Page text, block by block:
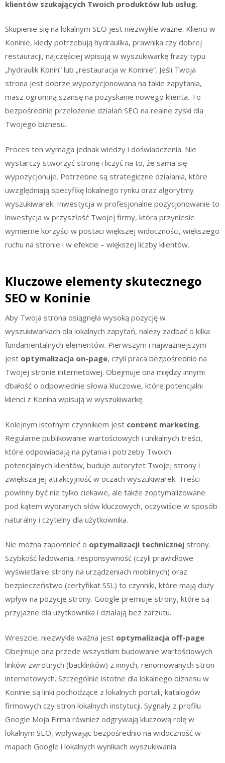
klientów szukających Twoich produktów lub usług.
Skupienie się na lokalnym SEO jest niezwykle ważne. Klienci w
Koninie, kiedy potrzebują hydraulika, prawnika czy dobrej
restauracji, najczęściej wpisują w wyszukiwarkę frazy typu
„hydraulik Konin” lub „restauracja w Koninie”. Jeśli Twoja
strona jest dobrze wypozycjonowana na takie zapytania,
masz ogromną szansę na pozyskanie nowego klienta. To
bezpośrednie przełożenie działań SEO na realne zyski dla
Twojego biznesu.
Proces ten wymaga jednak wiedzy i doświadczenia. Nie
wystarczy stworzyć stronę i liczyć na to, że sama się
wypozycjonuje. Potrzebne są strategiczne działania, które
uwzględniają specyfikę lokalnego rynku oraz algorytmy
wyszukiwarek. Inwestycja w profesjonalne pozycjonowanie to
inwestycja w przyszłość Twojej firmy, która przyniesie
wymierne korzyści w postaci większej widoczności, większego
ruchu na stronie i w efekcie – większej liczby klientów.
Kluczowe elementy skutecznego
SEO w Koninie
Aby Twoja strona osiągnęła wysoką pozycję w
wyszukiwarkach dla lokalnych zapytań, należy zadbać o kilka
fundamentalnych elementów. Pierwszym i najważniejszym
jest optymalizacja on-page, czyli praca bezpośrednio na
Twojej stronie internetowej. Obejmuje ona między innymi
dbałość o odpowiednie słowa kluczowe, które potencjalni
klienci z Konina wpisują w wyszukiwarkę.
Kolejnym istotnym czynnikiem jest content marketing.
Regularne publikowanie wartościowych i unikalnych treści,
które odpowiadają na pytania i potrzeby Twoich
potencjalnych klientów, buduje autorytet Twojej strony i
zwiększa jej atrakcyjność w oczach wyszukiwarek. Treści
powinny być nie tylko ciekawe, ale także zoptymalizowane
pod kątem wybranych słów kluczowych, oczywiście w sposób
naturalny i czytelny dla użytkownika.
Nie można zapomnieć o optymalizacji technicznej strony.
Szybkość ładowania, responsywność (czyli prawidłowe
wyświetlanie strony na urządzeniach mobilnych) oraz
bezpieczeństwo (certyfikat SSL) to czynniki, które mają duży
wpływ na pozycję strony. Google premiuje strony, które są
przyjazne dla użytkownika i działają bez zarzutu.
Wreszcie, niezwykle ważna jest optymalizacja off-page.
Obejmuje ona przede wszystkim budowanie wartościowych
linków zwrotnych (backlinków) z innych, renomowanych stron
internetowych. Szczególnie istotne dla lokalnego biznesu w
Koninie są linki pochodzące z lokalnych portali, katalogów
firmowych czy stron lokalnych instytucji. Sygnały z profilu
Google Moja Firma również odgrywają kluczową rolę w
lokalnym SEO, wpływając bezpośrednio na widoczność w
mapach Google i lokalnych wynikach wyszukiwania.